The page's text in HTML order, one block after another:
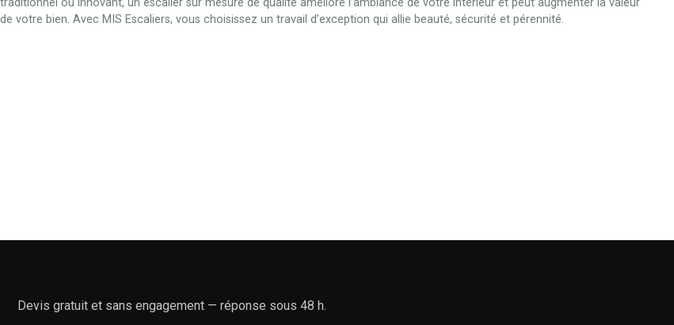
de votre bien. Avec MIS Escaliers, vous choisissez un travail d’exception qui allie beauté, sécurité et pérennité.
Devis gratuit et sans engagement — réponse sous 48 h.